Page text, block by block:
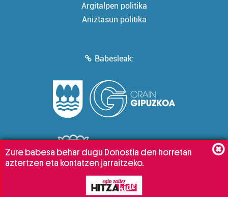
Argitalpen politika
Aniztasun politika
Babesleak:
Zure babesa behar dugu Donostia den horretan
aztertzen eta kontatzen jarraitzeko.